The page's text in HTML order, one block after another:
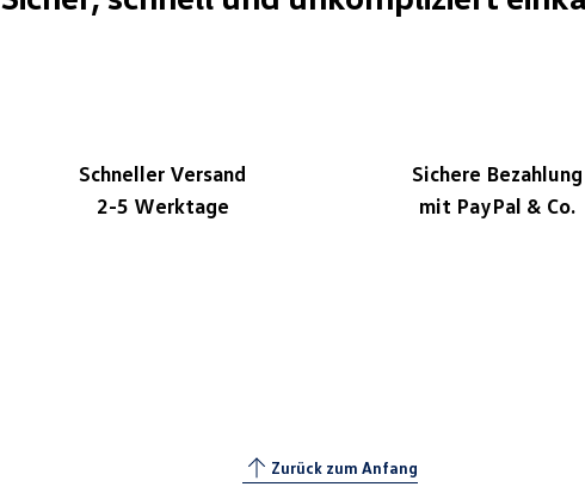
Schneller Versand
2-5 Werktage
Sichere Bezahlung
mit PayPal & Co.
Zurück zum Anfang